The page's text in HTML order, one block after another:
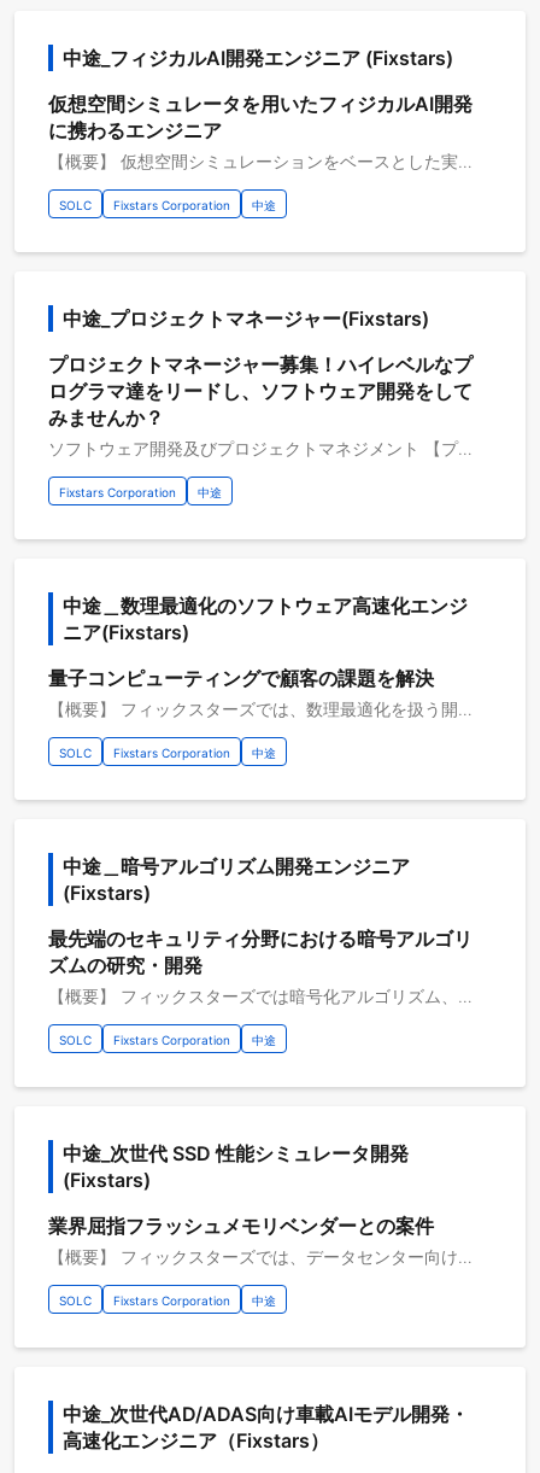
中途_フィジカルAI開発エンジニア (Fixstars)
仮想空間シミュレータを用いたフィジカルAI開発
に携わるエンジニア
【概要】 仮想空間シミュレーションをベースとした実機ハードウェアの完全自律化AIの開発 フィジカルAIは、Webや画面の中で完結する従来のAIとは異なり、ロボットの「身体(ハードウェア)」を通して現実の物理世界に直接作用するAI技術で、 2026年現在、国内外で最も注目が集まっている最先端の技術分野です。 最新の論文調査から、仮想空間でのシミュレーション、AIモデルの学習、実機ハードウェアへの実装・検証までを、 状況や適性に応じて幅広いフェーズに携わっていただきます。 【具体的な職務内容】 ・3D物理シミュレータを用いたデジタルツイン環境の構築 ・NVIDIA Isaac Simやゲームエンジン等を用いた、ロボットおよび周辺環境の3Dモデル（アセット）の取り込みと配置 ・深層強化学習等のAIアルゴリズムを用いた自律制御モデルの開発 ・シミュレーションから実機への適応（Sim-to-Real）と実世界検証 【従事すべき業務の変更の範囲】 会社の定める業務全般 【プロジェクトのやりがい】 ・実機ハードウェアが自律駆動する手応え 【開発環境】 開発環境：Linux, Windows 開発言語：Python, C++ フレームワーク：PyTorch, ROS / ROS2 シミュレータ：NVIDIA Isaac Sim / Omniverse, Unity, Unreal Engine
SOLC Fixstars Corporation 中途
中途_プロジェクトマネージャー(Fixstars)
プロジェクトマネージャー募集！ハイレベルなプ
ログラマ達をリードし、ソフトウェア開発をして
みませんか？
ソフトウェア開発及びプロジェクトマネジメント 【プロジェクト概要】 当社では、産業機器や金融システムの性能向上、最新フラッシュメモリ搭載製品の開発、自動運転や自律走行ロボットの実用化など、 さまざまな課題を持つお客様向けに、ハードウェアの性能を最大限に引き出すソフトウェアの開発を行っています。 低レイヤソフトウェア技術、アルゴリズム実装力、各産業・研究分野の知見を活かし、他社にはない高い価値をお客様に提供しています。 今後の更なる成長に向けて、既存事業の飛躍、受託ビジネスとストックビジネスの両立に向けた組織風土の改革、といった取り組みを強化していく必要があります。 そのための事業/組織をリードするプロダクトマネージャーを募集します。 【具体的な職務内容】 ・開発プロジェクトの計画立案と進捗管理 ・技術的課題の特定と解決策の検討・実行 ・開発チームとプロダクトオーナー間のコミュニケーション橋渡し ・顧客要件の技術的解釈と開発タスクへの落とし込み ・リリース計画の策定と実行管理 ・プロジェクトの技術リスク管理 【従事すべき業務の変更の範囲】 会社の定める業務全般 【案件例】 ・自動運転を実現するためのソフトウェア開発 ・機械学習アルゴリズムや深層学習技術を利用したソフトウェアおよびソリューションの開発 ・DevOps/MLOpsを活用した基盤環境構築、およびソフトウェア開発 ・数理最適化分野のコンサルティング・開発サービス ・量子コンピュータ等の次世代アクセラレータ向けソフトウェアの開発 ・組込み機器(ADAS・医療画像処理・検査装置)に搭載される画像処理・画像認識ソフトウェア開発 【プロジェクトのやりがい】 ・顧客との直接取引が多く、次世代の技術や最先端の技術に触れる機会があります ・低レイヤのソフトウェア技術が活かせる多数のプロジェクトを推進することができます ・在籍のエンジニアはレベルが高く、新たなスキルを学び、技術者としての経験を積み、成長するのに最適な環境です 【開発環境】 開発言語：C・C++・Python3 その他開発環境：Linux 開発支援ツール：Git・GitLab コミュニケーションツール：Slack. Google Workspace等 開発手法：プロジェクトごとに選択・チケット駆動開発 開発内容タイプ：B2B・画像処理・機械学習・AI・モビリティ関連（自動運転、交通関連） クラウドプラットフォーム：Amazon Web Service インフラ管理：Docker AI・データ分析：PyTorch・NumPy・TensorFlow・TensorRT・OpenVINO・ONNX Runtime等
Fixstars Corporation 中途
中途＿数理最適化のソフトウェア高速化エンジ
ニア(Fixstars)
量子コンピューティングで顧客の課題を解決
【概要】 フィックスターズでは、数理最適化を扱う開発サービスやクラウドサービスを行っています。 ソリューション開発サービスでは、数理最適化を扱う課題について、既存ソフトウェアの高速化、新規アルゴリズム開発、最適なハードウェアアクセラレータの提案といったコンサルティング・開発サービスを提供しています。 クラウドサービスでは、様々な量子アニーリング・イジングマシンを使って組合せ最適化問題を解くことができる開発プラットフォーム「Fixstars Amplify」を開発・運用しています。その他、Gurobi、CPLEX、GPU等を使った次世代アクセラレータ向けのソフトウェア開発を行っています。 【具体的な職務内容】 ・お客様の課題ヒアリング、課題アプローチの検討、既存ソフトの高速化、アルゴリズム開発 ・実用アプリケーションの開発や製品への組込み支援 ・アニーリングマシン（量子・古典）、ゲート型量子コンピュータ（NISQ、誤り耐性）、アクセラレータ向けライブラリの研究開発 【従事すべき業務の変更の範囲】 会社の定める業務全般 【プロジェクトのやりがい】 ・数理理最適化に関する知識や経験を活かしつつ、新しいコンピュータに関するスキルが習得できる ・国内外の量子コンピュータや数理最適化のキープレイヤーと協同し、世界にチャレンジできる ・お客様の課題解決に携われる ・在籍のエンジニアはレベルが高く、新たなスキルを学び、技術者としての経験を積み、成長するのに最適な環境です 【開発環境】 開発環境：C・C++・Python3 開発手法：アジャイル・チケット駆動開発
SOLC Fixstars Corporation 中途
中途＿暗号アルゴリズム開発エンジニア
(Fixstars)
最先端のセキュリティ分野における暗号アルゴリ
ズムの研究・開発
【概要】 フィックスターズでは暗号化アルゴリズム、および、セキュリティプラットフォームに対する高速化に取り組んでいます。 ソフトウェアに限らず、ハードウェアアクセラレータを含む、暗号やセキュリティシステムの実装の提案、開発を行っております。 【具体的な職務内容】 ・耐量子暗号、代数の知識を活かしたアルゴリズム開発、実装 ・差分プライバシ実装 ・秘密分散実装 ・秘密計算、準同型暗号実装 ・FPGA、GPU、アクセラレータ向けの実装、高速化 【従事すべき業務の変更の範囲】 会社の定める業務全般 【プロジェクトのやりがい】 ・暗号理論、代数に関する知識や経験を活かしつつ、新しいアーキテクチャスキルが習得できる ・最新技術を使用して製品開発が行える ・在籍のエンジニアはレベルが高く、新たなスキルを学び、技術者としての経験を積み、成長するのに最適な環境です 【開発環境】 開発環境：C・C++・Rust その他開発環境：Linux・UNIX・TEE・VM・QNX・AGL 開発支援ツール：Git・GitHub・GitLab 開発手法：アジャイル・スクラム・グローバルチーム（多国籍メンバー） 開発内容タイプ：B2B
SOLC Fixstars Corporation 中途
中途_次世代 SSD 性能シミュレータ開発
(Fixstars)
業界屈指フラッシュメモリベンダーとの案件
【概要】 フィックスターズでは、データセンター向けSSD製品の三次元フラッシュメモリを 制御するコントローラ向けのファームウェアおよびデバイスドライバの開発を行っています。 大規模言語モデル（LLM)をはじめとする生成AIの需要により、SSD に対する性能要求も年々厳しくなっています。 本プロジェクトでは、次世代製品の性能・寿命を満たすアルゴリズムのシミュレータ開発・評価を行っています。 【具体的な職務内容】 次世代のデータセンター向けストレージの性能・寿命シミュレータ開発 ・C++、System Cによる次世代ストレージのシミュレータ開発 ・開発したシミュレータを用いたI/O性能・寿命シミュレーション ・シミュレーション結果の解析・可視化 ・問題点の調査、改善案のプロトタイプ実装など 【従事すべき業務の変更の範囲】 会社の定める業務全般 【プロジェクトのやりがい】 ・AI業界を支える世界最先端のデータセンターで利用される高性能のストレージ製品の開発に携わることができる。 ・次世代ストレージ製品の研究開発に携わることができる ・技術的な好奇心の強い仲間と開発をともにすることで、自身のスキルアップも図れる ・最適化のスペシャリスト達と技術を共有することで、スキルアップできる 【開発環境】 開発環境：C・C++・Python3 その他開発環境：Linux 開発支援ツール：Redmine・Subversion・GitLab 開発手法：オブジェクト志向・ウォーターフォール・チケット駆動開発 開発内容タイプ：B2B・リサーチ、解析
SOLC Fixstars Corporation 中途
中途_次世代AD/ADAS向け車載AIモデル開発・
高速化エンジニア（Fixstars）